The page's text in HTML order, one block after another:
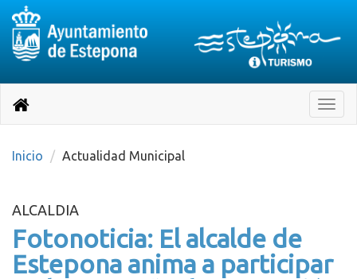
página
Toggle
Destino:
Volver
inicio
Inicio Actualidad Municipal
ALCALDIA
Fotonoticia: El alcalde de
Estepona anima a participar